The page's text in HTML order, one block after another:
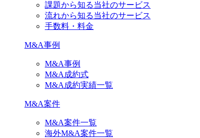
課題から知る当社のサービス
流れから知る当社のサービス
手数料・料金
M&A事例
M&A事例
M&A成約式
M&A成約実績一覧
M&A案件
M&A案件一覧
海外M&A案件一覧